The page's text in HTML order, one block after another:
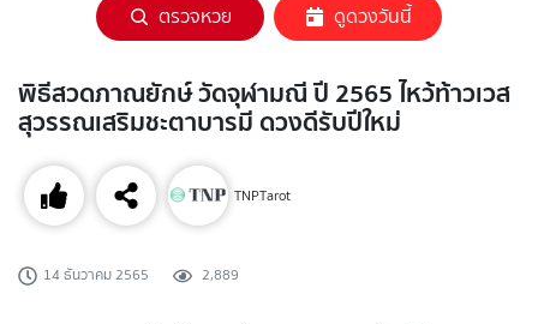
ตรวจหวย ดูดวงวันนี้
พิธีสวดภาณยักษ์ วัดจุฬามณี ปี 2565 ไหว้ท้าวเวส
สุวรรณเสริมชะตาบารมี ดวงดีรับปีใหม่
TNPTarot
14 ธันวาคม 2565 2,889